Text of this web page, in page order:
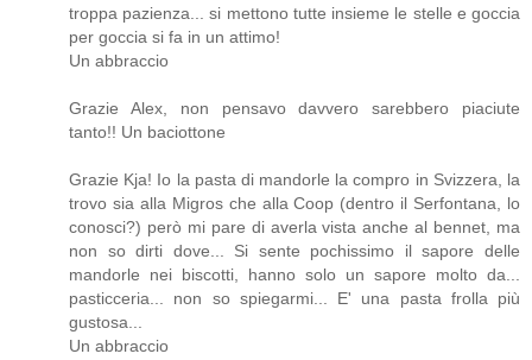
troppa pazienza... si mettono tutte insieme le stelle e goccia
per goccia si fa in un attimo!
Un abbraccio
Grazie Alex, non pensavo davvero sarebbero piaciute
tanto!! Un baciottone
Grazie Kja! Io la pasta di mandorle la compro in Svizzera, la
trovo sia alla Migros che alla Coop (dentro il Serfontana, lo
conosci?) però mi pare di averla vista anche al bennet, ma
non so dirti dove... Si sente pochissimo il sapore delle
mandorle nei biscotti, hanno solo un sapore molto da...
pasticceria... non so spiegarmi... E' una pasta frolla più
gustosa...
Un abbraccio